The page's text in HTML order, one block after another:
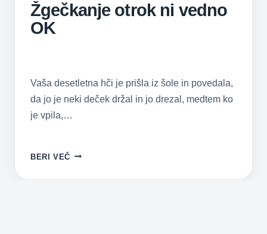
Žgečkanje otrok ni vedno
OK
Vaša desetletna hči je prišla iz šole in povedala,
da jo je neki deček držal in jo drezal, medtem ko
je vpila,…
BERI VEČ ŽGEČKANJE
NI